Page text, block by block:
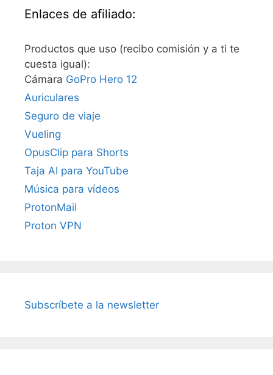
Enlaces de afiliado:
Productos que uso (recibo comisión y a ti te
cuesta igual):
Cámara GoPro Hero 12
Auriculares
Seguro de viaje
Vueling
OpusClip para Shorts
Taja AI para YouTube
Música para vídeos
ProtonMail
Proton VPN
Subscríbete a la newsletter